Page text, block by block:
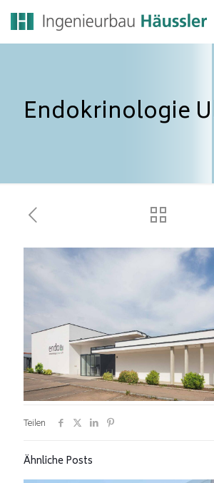
Endokrinologie
Teilen
Ähnliche Posts